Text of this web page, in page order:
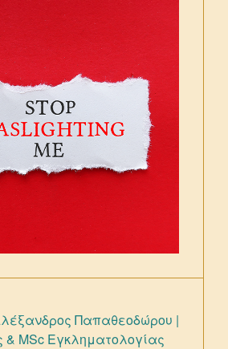
Παπαθεοδώρου |
& ΜSc Εγκληματολογίας